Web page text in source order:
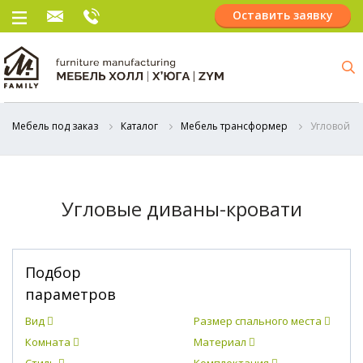
Оставить заявку
Мебель под заказ Каталог Мебель трансформер Угловой
Угловые диваны-кровати
Подбор
параметров
Вид
Размер спального места
Комната
Материал